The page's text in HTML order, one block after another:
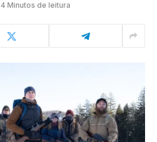
4 Minutos de leitura